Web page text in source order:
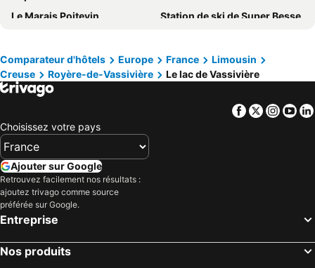
Le Marais Poitevin
Station de ski de Super Besse
Circuit de Nevers Magny-Cours
Maison du Marais poitevin
Château de Chenonceau
Gare de Niort
Gare du Futuroscope
Gare de Tours
Geoffroy-Guichard
La Place de Jaude
Volcan de Lemptegy
Lascaux II
Parc Floral
Basilique du Sacré Coeur
Le Puy de Dôme
Comparateur d'hôtels Europe France
Limousin
Creuse
Royère-de-Vassivière Le lac de Vassivière
Facebook
Twitter
Choisissez votre pays
Ajouter sur Google
Retrouvez facilement nos résultats :
ajoutez trivago comme source
préférée sur Google.
Entreprise
Nos produits